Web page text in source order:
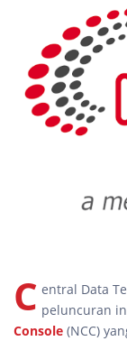
C entral Data
peluncuran
Console (NCC)